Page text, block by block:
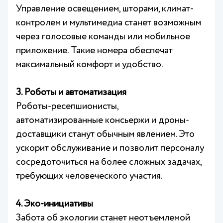
Управление освещением, шторами, климат-
контролем и мультимедиа станет возможным
через голосовые команды или мобильное
приложение. Такие номера обеспечат
максимальный комфорт и удобство.
3. Роботы и автоматизация
Роботы-ресепшионисты,
автоматизированные консьержи и дроны-
доставщики станут обычным явлением. Это
ускорит обслуживание и позволит персоналу
сосредоточиться на более сложных задачах,
требующих человеческого участия.
4. Эко-инициативы
Забота об экологии станет неотъемлемой